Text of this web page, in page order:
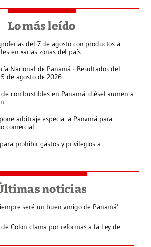
Lo más leído
del 7 de agosto con productos a
en varias zonas del país
Nacional de Panamá - Resultados del
de agosto de 2026
combustibles en Panamá: diésel aumenta
arbitraje especial a Panamá para
comercial
prohibir gastos y privilegios a
noticias
seré un buen amigo de Panamá’
Colón clama por reformas a la Ley de